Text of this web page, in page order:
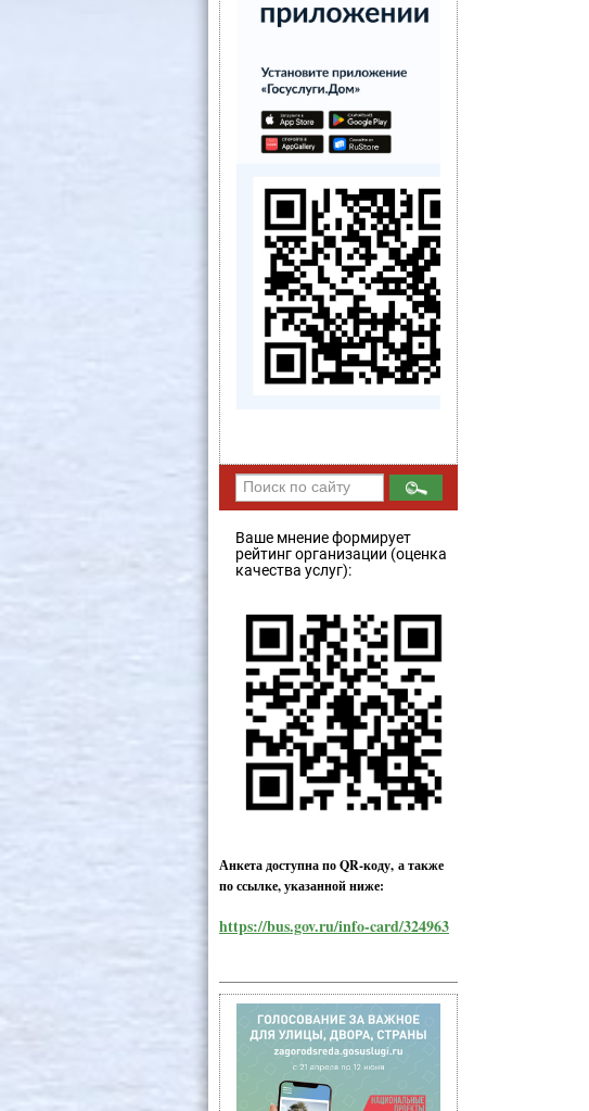
Ваше мнение формирует
рейтинг организации (оценка
качества услуг):
Анкета доступна по QR-коду, а также
по ссылке, указанной ниже:
https://bus.gov.ru/info-card/324963